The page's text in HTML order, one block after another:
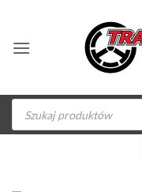
zawartości
Wyszukiwarka
produktów